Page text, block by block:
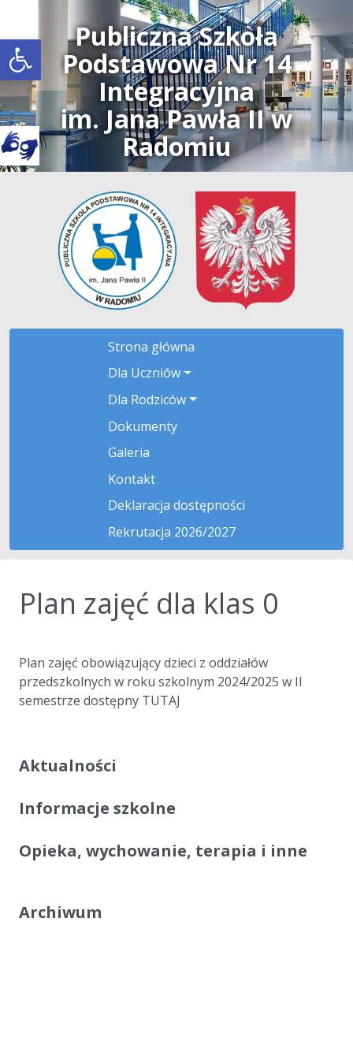
Open toolbar
Publiczna Szkoła
Podstawowa Nr 14
Integracyjna
im. Jana Pawła II w
Radomiu
Strona główna
Dla Uczniów
Dla Rodziców
Dokumenty
Galeria
Kontakt
Deklaracja dostępności
Rekrutacja 2026/2027
Plan zajęć dla klas 0
Plan zajęć obowiązujący dzieci z oddziałów
przedszkolnych w roku szkolnym 2024/2025 w II
semestrze dostępny TUTAJ
Aktualności
Informacje szkolne
Opieka, wychowanie, terapia i inne
Archiwum